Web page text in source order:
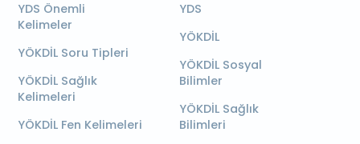
YDS Önemli
Kelimeler
YÖKDİL Soru Tipleri
YÖKDİL Sağlık
Kelimeleri
YÖKDİL Fen Kelimeleri
YDS
YÖKDİL
YÖKDİL Sosyal
Bilimler
YÖKDİL Sağlık
Bilimleri